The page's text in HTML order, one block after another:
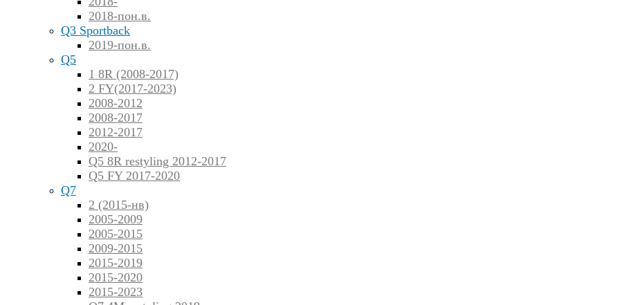
2018-пон.в.
Q3 Sportback
2019-пон.в.
Q5
1 8R (2008-2017)
2 FY(2017-2023)
2008-2012
2008-2017
2012-2017
2020-
Q5 8R restyling 2012-2017
Q5 FY 2017-2020
Q7
2 (2015-нв)
2005-2009
2005-2015
2009-2015
2015-2019
2015-2020
2015-2023